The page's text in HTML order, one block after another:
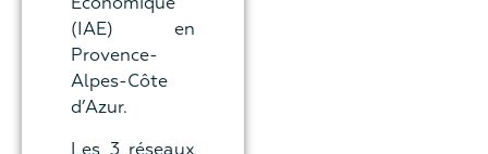
Economique
(IAE) en
Provence-
Alpes-Côte
d’Azur.
Les 3 réseaux